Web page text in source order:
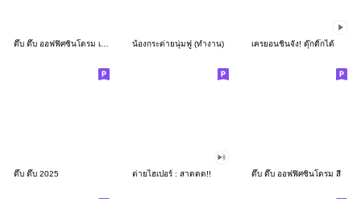
ดึ๊บ ดึ๊บ ออฟฟิศซินโดรม เก้า น้องกระต่ายนุ่มฟู (ทำงาน) เครยอนชินจัง! ดุ๊กดิ๊กได้
ดึ๊บ ดึ๊บ 2025 ต่ายไฮเปอร์ : สาดดด!! ดึ๊บ ดึ๊บ ออฟฟิศซินโดรม สี่